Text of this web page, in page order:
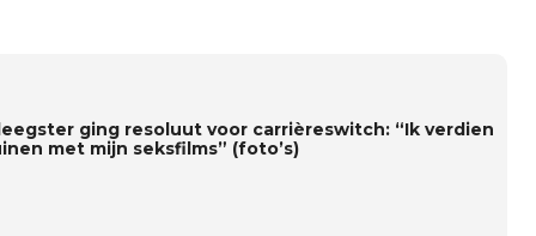
ging resoluut voor carrièreswitch: “Ik verdien
met mijn seksfilms” (foto’s)